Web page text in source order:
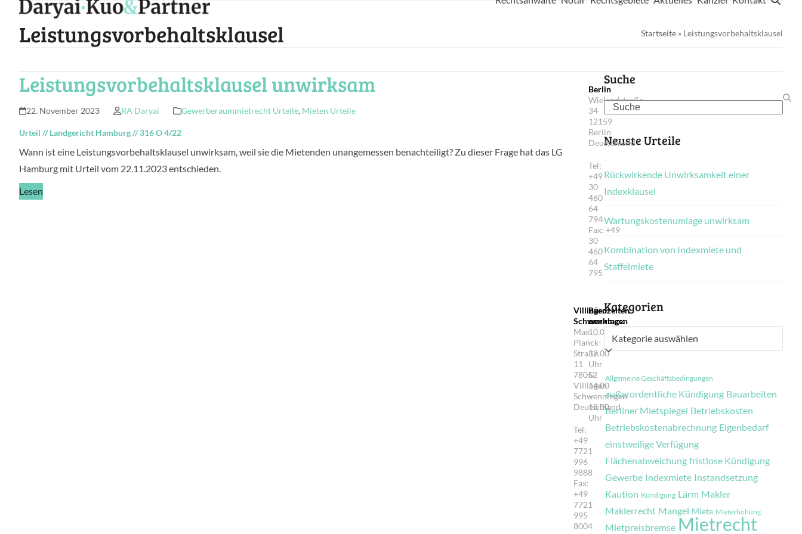
contentLeistungsvorbehaltsklausel Startseite » Leistungsvorbehaltsklausel
Leistungsvorbehaltsklausel unwirksam
22. November 2023 RA Daryai Gewerberaummietrecht Urteile, Mieten Urteile
Urteil //Landgericht Hamburg//316 O 4/22
Wann ist eine Leistungsvorbehaltsklausel unwirksam, weil sie die Mietenden unangemessen benachteiligt? Zu dieser Frage hat das LG
Hamburg mit Urteil vom 22.11.2023 entschieden.
Lesen
Suche
Search
Neuste Urteile
Rückwirkende Unwirksamkeit einer
Indexklausel
Wartungskostenumlage unwirksam
Kombination von Indexmiete und
Staffelmiete
Kategorien
Kategorien
Allgemeine Geschäftsbedingungen
außerordentliche Kündigung Bauarbeiten
Berliner Mietspiegel Betriebskosten
Betriebskostenabrechnung Eigenbedarf
einstweilige Verfügung
Flächenabweichung fristlose Kündigung
Gewerbe Indexmiete Instandsetzung
Kaution Kündigung Lärm Makler
Maklerrecht Mangel Miete Mieterhöhung
Mietpreisbremse Mietrecht
Berlin
Wielandstraße
34
12159
Berlin
Deutschland
Tel:
+49
30
460
64
794
Fax: +49
30
460
64
795
Villingen-
Schwenningen
Max-
Planck-
Straße
11
78052
Villingen-
Schwenningen
Deutschland
Tel:
+49
7721
996
9888
Fax:
+49
7721
995
8004
Bürozeiten
werktags:
10.00
–
12.00
Uhr
&
14.00
–
18.00
Uhr